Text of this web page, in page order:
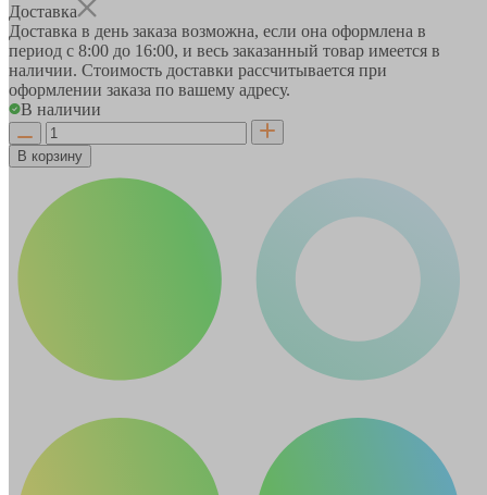
Доставка
Доставка в день заказа возможна, если она оформлена в
период с 8:00 до 16:00, и весь заказанный товар имеется в
наличии. Стоимость доставки рассчитывается при
оформлении заказа по вашему адресу.
В наличии
В корзину